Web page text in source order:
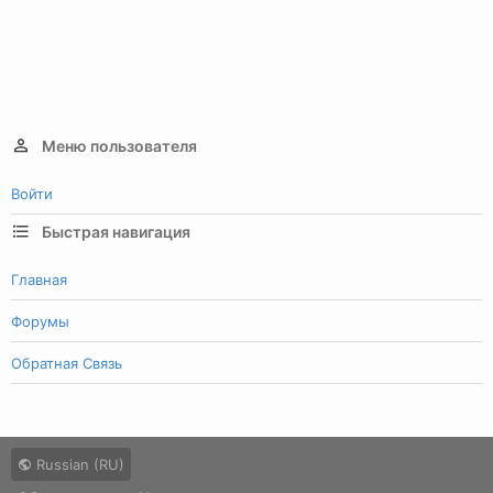
Меню пользователя
Войти
Быстрая навигация
Главная
Форумы
Обратная Связь
Russian (RU)